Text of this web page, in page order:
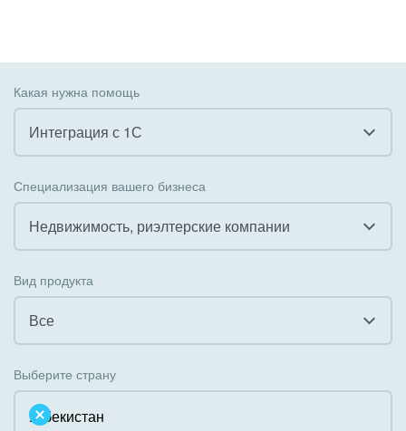
Какая нужна помощь
Интеграция с 1С
Внедрение КЭДО
Интеграция с 1С
Внедрение Бизнес-процессов
Системное администрирование
Специализация вашего бизнеса
Недвижимость, риэлтерские компании
Государственные организации
Коммунальные услуги, ЖКХ
Вид продукта
Все
Облачный Битрикс24
Выберите страну